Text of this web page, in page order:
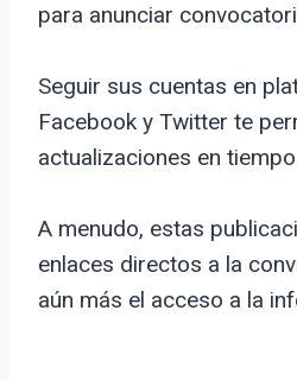
para anunciar
Seguir sus cuentas en
Facebook y Twitter te
actualizaciones en
A menudo, estas
enlaces directos a la
aún más el acceso a la